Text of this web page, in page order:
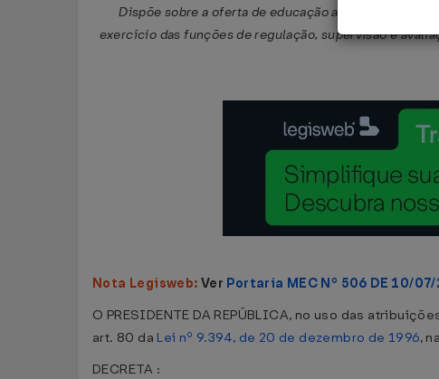
Dispõe sobre a oferta de educação a distância por
exercício das funções de regulação, supervisão e
Nota Legisweb: Ver Portaria MEC Nº 506 DE 10/07/
O PRESIDENTE DA REPÚBLICA, no uso das
art. 80 da Lei nº 9.394, de 20 de dezembro de 1996, na
DECRETA :